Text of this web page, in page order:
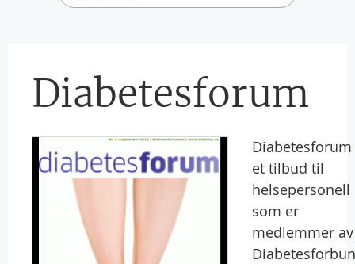
Diabetesforum
Diabetesforum
et tilbud til
helsepersonell
som er
medlemmer av